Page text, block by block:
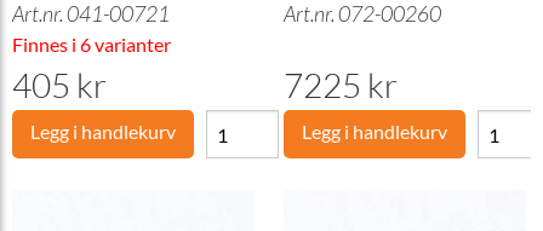
Art.nr. 041-00721
Finnes i 6 varianter
405 kr
Legg i handlekurv
Art.nr. 072-00260
7225 kr
Legg i handlekurv